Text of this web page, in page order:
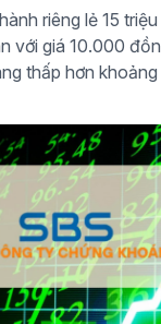
riêng lẻ 15
với giá 10.000
thấp hơn